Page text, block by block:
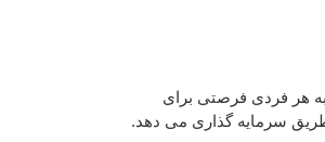
هر فردی فرصتی برای
سرمایه گذاری می دهد.